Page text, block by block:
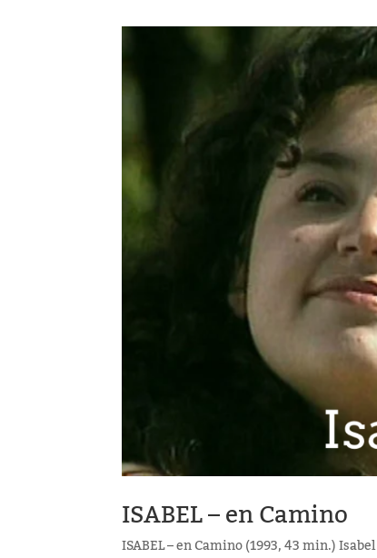
ISABEL – en Camino
ISABEL – en Camino (1993, 43 min.)